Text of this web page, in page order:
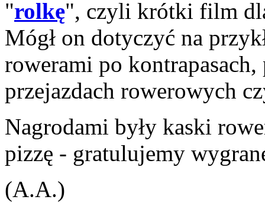
"rolkę", czyli krótki film
Mógł on dotyczyć na
rowerami po
przejazdach rowerowych
Nagrodami były kaski
pizzę - gratulujemy
(A.A.)